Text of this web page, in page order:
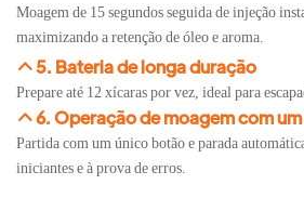
Moagem de 15 segundos seguida de injeção
maximizando a retenção de óleo e aroma.
5. Bateria de longa duração
Prepare até 12 xícaras por vez, ideal para
6. Operação de moagem com
Partida com um único botão e parada
iniciantes e à prova de erros.